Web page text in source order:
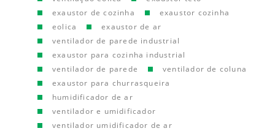
exaustor de cozinha
exaustor cozinha
eolica
exaustor de ar
ventilador de parede industrial
exaustor para cozinha industrial
ventilador de parede
ventilador de coluna
exaustor para churrasqueira
humidificador de ar
ventilador e umidificador
ventilador umidificador de ar